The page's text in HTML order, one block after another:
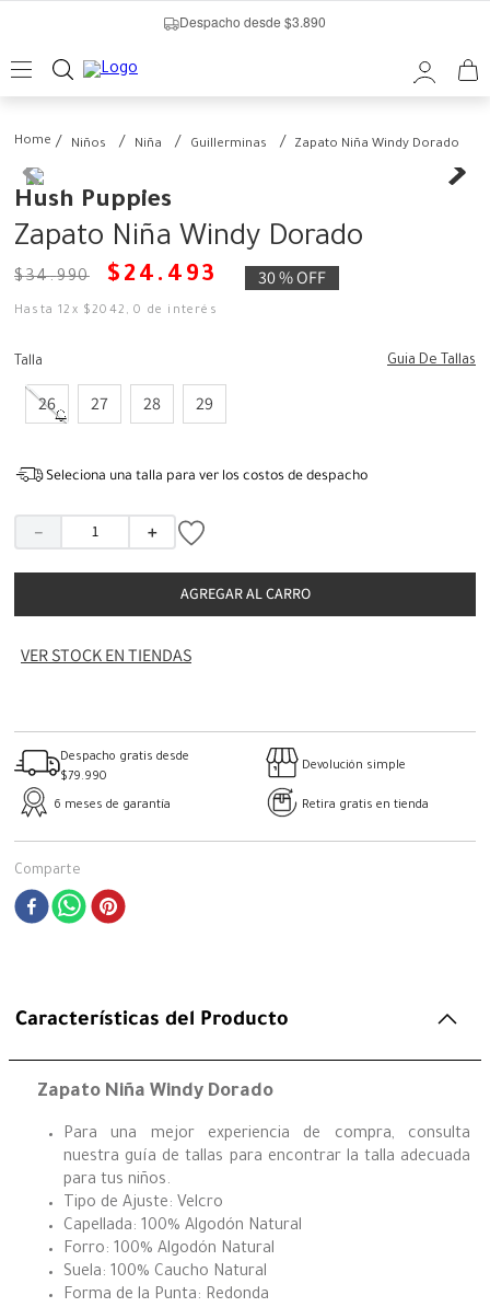
Despacho desde $3.890
Niños Niña Guillerminas Zapato Niña Windy Dorado
Hush Puppies
Zapato Niña Windy Dorado
$34.990 $ 24 . 493 30 %OFF
Hasta12 x $2042 ,0 de interés
Talla Guia De Tallas
26 27 28 29
Seleciona una talla para ver los costos de despacho
＋
－
AGREGAR AL CARRO
VER STOCK EN TIENDAS
Despacho gratis desde
$79.990
Devolución simple
6 meses de garantía Retira gratis en tienda
Comparte
Características del Producto
Zapato Niña Windy Dorado
Para una mejor experiencia de compra, consulta
nuestra guía de tallas para encontrar la talla adecuada
para tus niños.
Tipo de Ajuste: Velcro
Capellada: 100% Algodón Natural
Forro: 100% Algodón Natural
Suela: 100% Caucho Natural
Forma de la Punta: Redonda